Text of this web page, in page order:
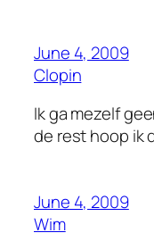
June 4, 2009
Clopin
Ik ga mezelf
de rest hoop ik
June 4, 2009
Wim